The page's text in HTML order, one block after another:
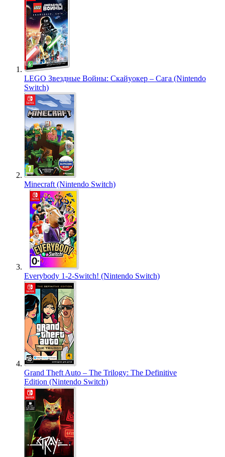
LEGO Звездные Войны: Скайуокер – Сага (Nintendo
Switch)
Minecraft (Nintendo Switch)
Everybody 1-2-Switch! (Nintendo Switch)
Grand Theft Auto – The Trilogy: The Definitive
Edition (Nintendo Switch)